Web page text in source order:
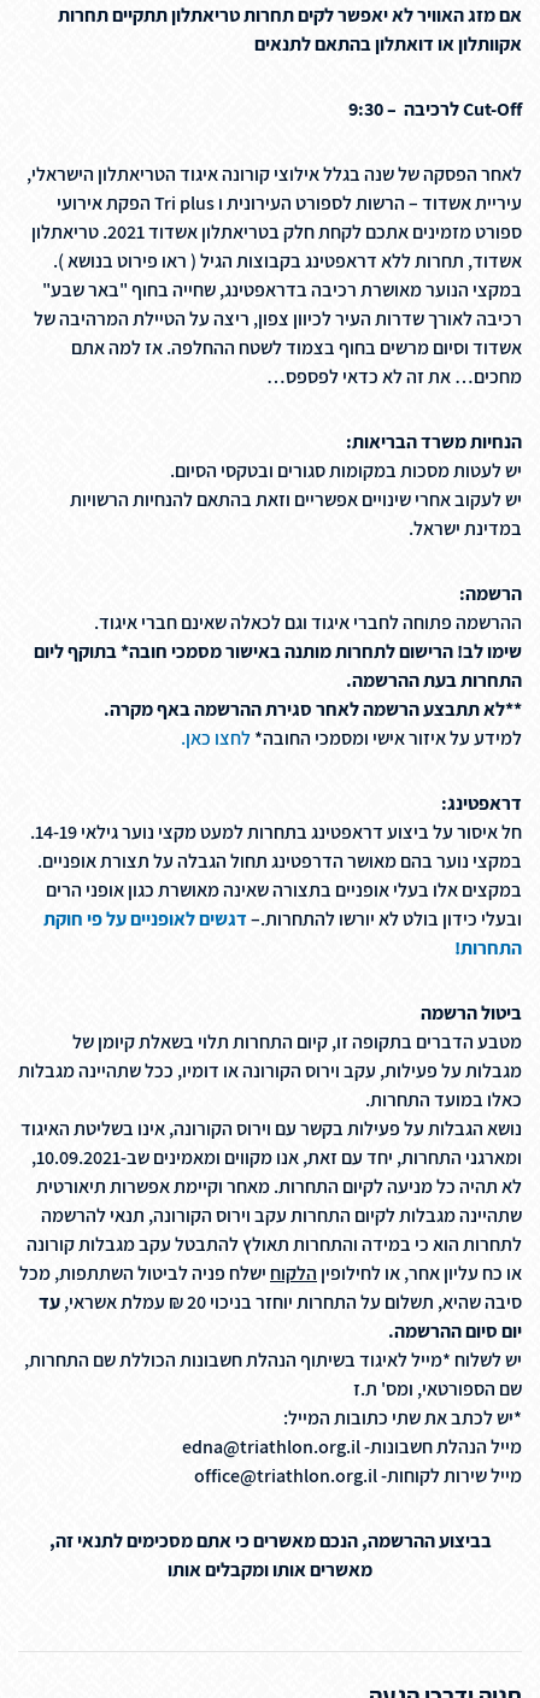
אם מזג האוויר לא יאפשר לקים תחרות טריאתלון תתקיים תחרות
אקוותלון או דואתלון בהתאם לתנאים
Cut-Off לרכיבה – 9:30
לאחר הפסקה של שנה בגלל אילוצי קורונה איגוד הטריאתלון הישראלי,
עיריית אשדוד – הרשות לספורט העירונית ו Tri plus הפקת אירועי
ספורט מזמינים אתכם לקחת חלק בטריאתלון אשדוד 2021. טריאתלון
אשדוד, תחרות ללא דראפטינג בקבוצות הגיל ( ראו פירוט בנושא ).
במקצי הנוער מאושרת רכיבה בדראפטינג, שחייה בחוף "באר שבע"
רכיבה לאורך שדרות העיר לכיוון צפון, ריצה על הטיילת המרהיבה של
אשדוד וסיום מרשים בחוף בצמוד לשטח ההחלפה. אז למה אתם
מחכים… את זה לא כדאי לפספס…
הנחיות משרד הבריאות:
יש לעטות מסכות במקומות סגורים ובטקסי הסיום.
יש לעקוב אחרי שינויים אפשריים וזאת בהתאם להנחיות הרשויות
במדינת ישראל.
הרשמה:
ההרשמה פתוחה לחברי איגוד וגם לכאלה שאינם חברי איגוד.
שימו לב! הרישום לתחרות מותנה באישור מסמכי חובה* בתוקף ליום
התחרות בעת ההרשמה.
**לא תתבצע הרשמה לאחר סגירת ההרשמה באף מקרה.
למידע על איזור אישי ומסמכי החובה*לחצו כאן.
דראפטינג:
חל איסור על ביצוע דראפטינג בתחרות למעט מקצי נוער גילאי 14-19.
במקצי נוער בהם מאושר הדרפטינג תחול הגבלה על תצורת אופניים.
במקצים אלו בעלי אופניים בתצורה שאינה מאושרת כגון אופני הרים
ובעלי כידון בולט לא יורשו להתחרות.–דגשים לאופניים על פי חוקת
התחרות!
ביטול הרשמה
מטבע הדברים בתקופה זו, קיום התחרות תלוי בשאלת קיומן של
מגבלות על פעילות, עקב וירוס הקורונה או דומיו, ככל שתהיינה מגבלות
כאלו במועד התחרות.
נושא הגבלות על פעילות בקשר עם וירוס הקורונה, אינו בשליטת האיגוד
ומארגני התחרות, יחד עם זאת, אנו מקווים ומאמינים שב-10.09.2021,
לא תהיה כל מניעה לקיום התחרות. מאחר וקיימת אפשרות תיאורטית
שתהיינה מגבלות לקיום התחרות עקב וירוס הקורונה, תנאי להרשמה
לתחרות הוא כי במידה והתחרות תאולץ להתבטל עקב מגבלות קורונה
או כח עליון אחר, או לחילופין הלקוח ישלח פניה לביטול השתתפות, מכל
סיבה שהיא, תשלום על התחרות יוחזר בניכוי 20 ₪ עמלת אשראי,
עד
יום סיום ההרשמה.
יש לשלוח *מייל לאיגוד בשיתוף הנהלת חשבונות הכוללת שם התחרות,
שם הספורטאי, ומס' ת.ז
*יש לכתב את שתי כתובות המייל:
מייל הנהלת חשבונות-edna@triathlon.org.il
מייל שירות לקוחות-office@triathlon.org.il
בביצוע ההרשמה, הנכם מאשרים כי אתם מסכימים לתנאי זה,
מאשרים אותו ומקבלים אותו